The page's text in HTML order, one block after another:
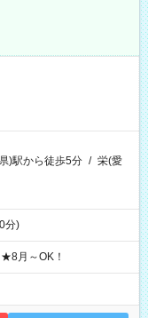
)駅から徒歩5分 / 栄(愛
分)
月～OK！